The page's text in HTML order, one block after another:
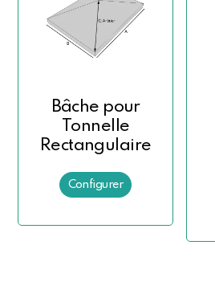
Bâche pour
Tonnelle
Rectangulaire